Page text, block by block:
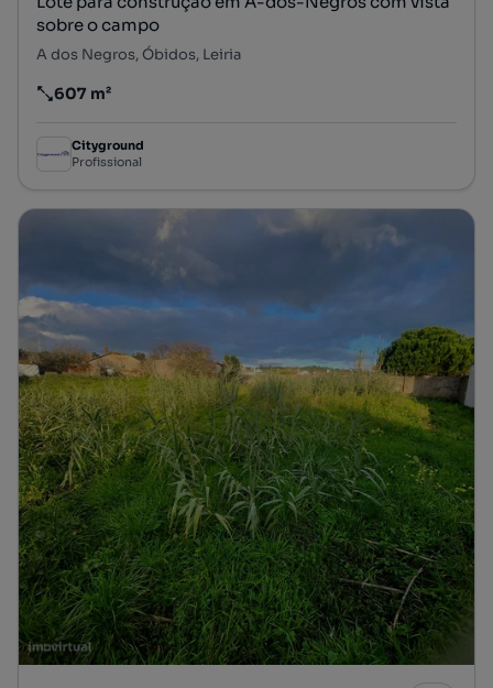
sobre o campo
A dos Negros, Óbidos, Leiria
Preço por metro quadrado
607 m²
Cityground
Profissional